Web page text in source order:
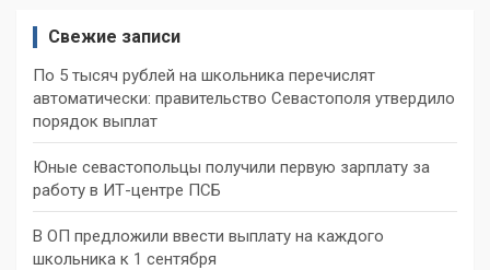
Свежие записи
По 5 тысяч рублей на школьника перечислят
автоматически: правительство Севастополя утвердило
порядок выплат
Юные севастопольцы получили первую зарплату за
работу в ИТ-центре ПСБ
В ОП предложили ввести выплату на каждого
школьника к 1 сентября